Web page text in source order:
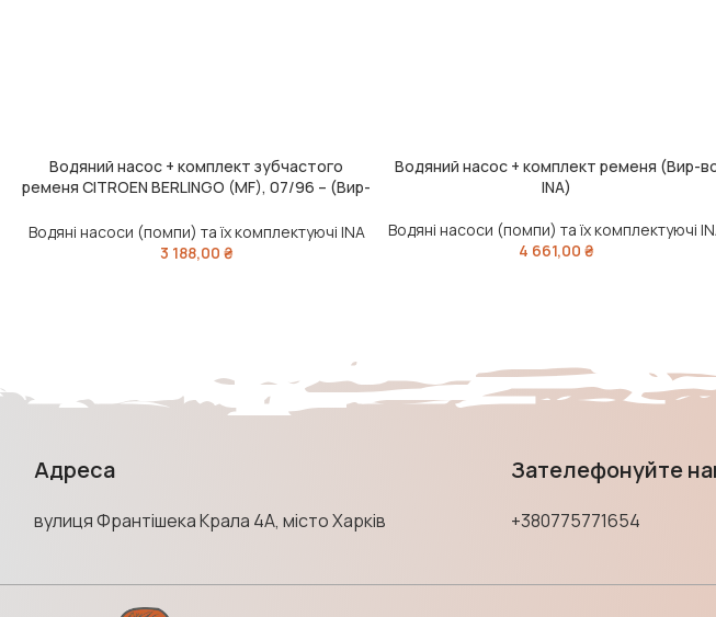
ДОДАТИ В КОШИК
Водяний насос + комплект зубчастого
ременя CITROEN BERLINGO (MF), 07/96 – (Вир-
Водяні насоси (помпи) та їх комплектуючі INA
3 188,00 ₴
ДОДАТИ В КОШИК
Водяний насос + комплект ременя (Вир-
INA)
Водяні насоси (помпи) та їх комплектуючі
4 661,00₴
Адреса
вулиця Франтішека Крала 4А, місто Харків
Зателефонуйте
+380775771654